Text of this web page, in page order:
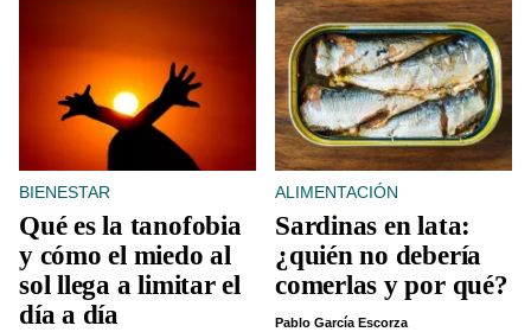
BIENESTAR
Qué es la tanofobia
y cómo el miedo al
sol llega a limitar el
día a día
ALIMENTACIÓN
Sardinas en lata:
¿quién no debería
comerlas y por qué?
Pablo García Escorza